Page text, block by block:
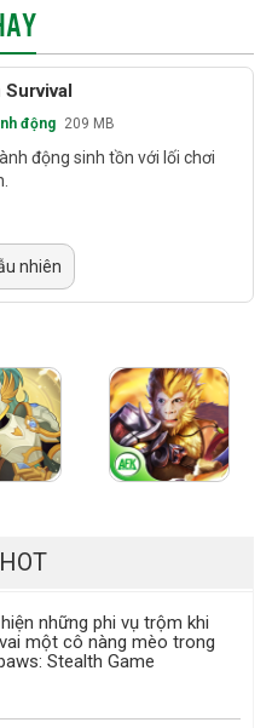
Survival
động 209 MB
động sinh tồn với lối chơi
nhiên
những phi vụ trộm khi
một cô nàng mèo trong
Stealth Game